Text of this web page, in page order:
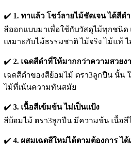
✔️ 1. ทาแล้ว โชว์ลายไม้ชัดเจน ได้สีด
สีออกแบบมาเพื่อใช้กับวัสดุไม้ทุกชนิด
เหมาะกับไม้ธรรมชาติ ไม้จริง ไม้แท้
✔️ 2. เฉดสีดำที่ให้มากกว่าความสวยง
เฉดสีดำของสีย้อมไม้ ตรา3ลูกปืน นั้น
ไม้ที่เน้นความทันสมัย
✔️ 3. เนื้อสีเข้มข้น ไม่เป็นแป้ง
สีย้อมไม้ ตรา3ลูกปืน มีความข้น เนื้อสี
✔️ 4. ผสมเฉดสีใหม่ได้ตามต้องการ ไ